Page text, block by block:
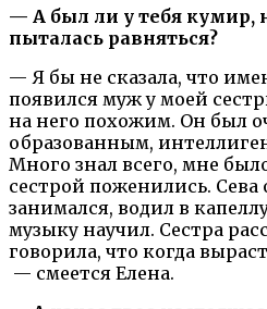
— А был ли у тебя кумир,
пыталась равняться?
— Я бы не сказала, что
появился муж у моей
на него похожим. Он был
образованным,
Много знал всего, мне
сестрой поженились.
занимался, водил в
музыку научил. Сестра
говорила, что когда
— смеется Елена.